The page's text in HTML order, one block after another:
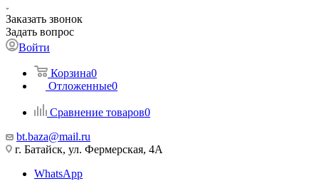
Заказать звонок
Задать вопрос
Войти
Корзина0
Отложенные0
Сравнение товаров0
bt.baza@mail.ru
г. Батайск, ул. Фермерская, 4А
WhatsApp